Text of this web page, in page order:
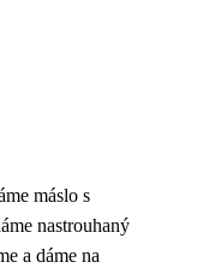
máslo s
nastrouhaný
a dáme na